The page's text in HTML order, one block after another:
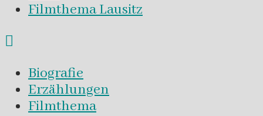
Filmthema Lausitz
Biografie
Erzählungen
Filmthema